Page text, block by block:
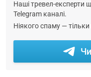
Наші тревел-експерти
Telegram каналі.
Ніякого спаму — тільки